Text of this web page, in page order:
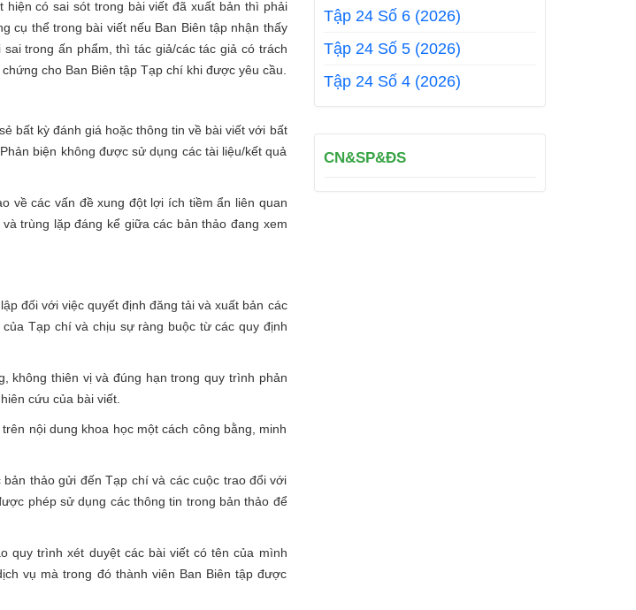
có sai sót trong bài viết đã xuất bản thì phải
cụ thể trong bài viết nếu Ban Biên tập nhận thấy
trong ấn phẩm, thì tác giả/các tác giả có trách
cho Ban Biên tập Tạp chí khi được yêu cầu.
bất kỳ đánh giá hoặc thông tin về bài viết với bất
biện không được sử dụng các tài liệu/kết quả
về các vấn đề xung đột lợi ích tiềm ẩn liên quan
trùng lặp đáng kể giữa các bản thảo đang xem
đối với việc quyết định đăng tải và xuất bản các
Tạp chí và chịu sự ràng buộc từ các quy định
không thiên vị và đúng hạn trong quy trình phản
cứu của bài viết.
nội dung khoa học một cách công bằng, minh
thảo gửi đến Tạp chí và các cuộc trao đổi với
phép sử dụng các thông tin trong bản thảo để
quy trình xét duyệt các bài viết có tên của mình
vụ mà trong đó thành viên Ban Biên tập được
Tập 24 Số 6 (2026)
Tập 24 Số 5 (2026)
Tập 24 Số 4 (2026)
CN&SP&ĐS